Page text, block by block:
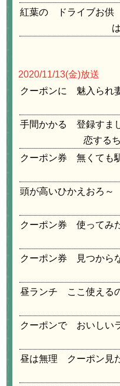
紅葉の ドライブお供
2020/11/13(金)放送
クーポンに 魅入られ
手間かかる 登録すま
恋する
クーポン券 無くても
頭が高いひかえおろ
クーポン券 使ってみ
クーポン券 見つから
昼ランチ ここ使える
クーポンで おいしい
昼は無理 クーポン見